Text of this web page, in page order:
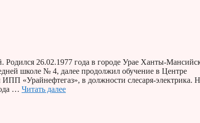
Родился 26.02.1977 года в городе Урае Ханты-
школе № 4, далее продолжил обучение в Центре
«Урайнефтегаз», в должности слесаря-электрика.
… Читать далее